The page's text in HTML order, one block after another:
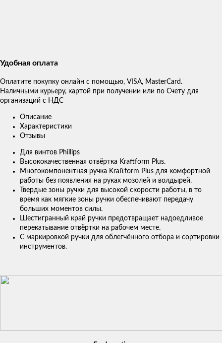
Удобная оплата
Оплатите покупку онлайн с помощью, VISA, MasterCard.
Наличными курьеру, картой при получении или по Счету для
организаций с НДС
Описание
Характеристики
Отзывы
Для винтов Phillips
Высококачественная отвёртка Kraftform Plus.
Многокомпонентная ручка Kraftform Plus для комфортной
работы без появления на руках мозолей и волдырей.
Твердые зоны ручки для высокой скорости работы, в то
время как мягкие зоны ручки обеспечивают передачу
больших моментов силы.
Шестигранный край ручки предотвращает надоедливое
перекатывание отвёртки на рабочем месте.
С маркировкой ручки для облегчённого отбора и сортировки
инструментов.